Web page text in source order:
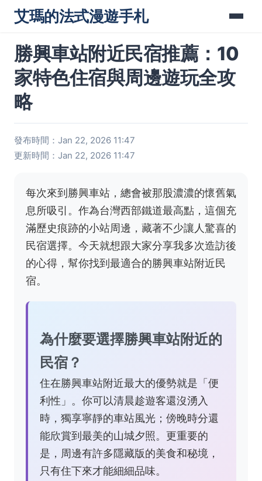
艾瑪的法式漫遊手札
勝興車站附近民宿推薦：10
家特色住宿與周邊遊玩全攻
略
發布時間：Jan 22, 2026 11:47
更新時間：Jan 22, 2026 11:47
每次來到勝興車站，總會被那股濃濃的懷舊氣
息所吸引。作為台灣西部鐵道最高點，這個充
滿歷史痕跡的小站周邊，藏著不少讓人驚喜的
民宿選擇。今天就想跟大家分享我多次造訪後
的心得，幫你找到最適合的勝興車站附近民
宿。
為什麼要選擇勝興車站附近的
民宿？
住在勝興車站附近最大的優勢就是「便
利性」。你可以清晨趁遊客還沒湧入
時，獨享寧靜的車站風光；傍晚時分還
能欣賞到最美的山城夕照。更重要的
是，周邊有許多隱藏版的美食和秘境，
只有住下來才能細細品味。